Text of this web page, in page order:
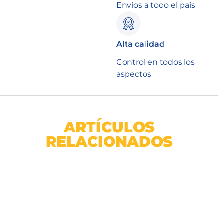
Envíos a todo el país
Alta calidad
Control en todos los
aspectos
ARTÍCULOS
RELACIONADOS